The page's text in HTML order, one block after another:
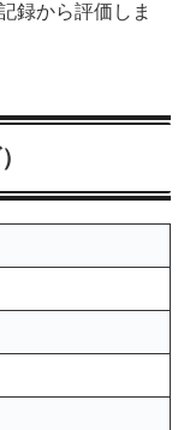
録から評価しま